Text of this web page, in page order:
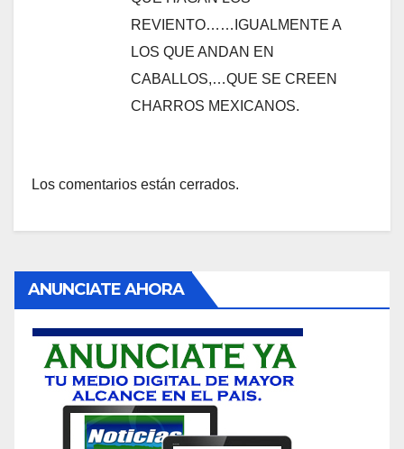
REVIENTO……IGUALMENTE A
LOS QUE ANDAN EN
CABALLOS,…QUE SE CREEN
CHARROS MEXICANOS.
Los comentarios están cerrados.
ANUNCIATE AHORA